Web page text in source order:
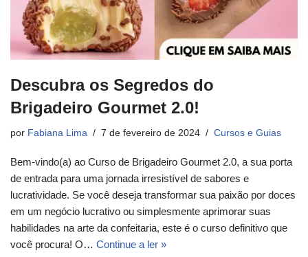
Descubra os Segredos do
Brigadeiro Gourmet 2.0!
por Fabiana Lima 7 de fevereiro de 2024 Cursos e Guias
Bem-vindo(a) ao Curso de Brigadeiro Gourmet 2.0, a sua porta
de entrada para uma jornada irresistível de sabores e
lucratividade. Se você deseja transformar sua paixão por doces
em um negócio lucrativo ou simplesmente aprimorar suas
habilidades na arte da confeitaria, este é o curso definitivo que
você procura! O… Continue a ler »